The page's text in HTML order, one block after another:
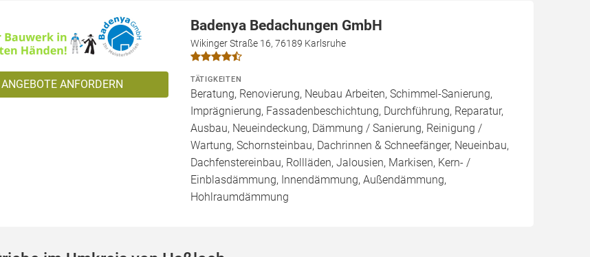
ANGEBOTE ANFORDERN
Badenya Bedachungen GmbH
Wikinger Straße 16, 76189 Karlsruhe
TÄTIGKEITEN
Beratung, Renovierung, Neubau Arbeiten, Schimmel-Sanierung,
Imprägnierung, Fassadenbeschichtung, Durchführung, Reparatur,
Ausbau, Neueindeckung, Dämmung / Sanierung, Reinigung /
Wartung, Schornsteinbau, Dachrinnen & Schneefänger, Neueinbau,
Dachfenstereinbau, Rollläden, Jalousien, Markisen, Kern- /
Einblasdämmung, Innendämmung, Außendämmung,
Hohlraumdämmung